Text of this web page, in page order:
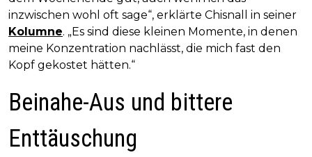
inzwischen wohl oft sage“, erklärte Chisnall in seiner
Kolumne. „Es sind diese kleinen Momente, in denen
meine Konzentration nachlässt, die mich fast den
Kopf gekostet hätten.“
Beinahe-Aus und bittere
Enttäuschung